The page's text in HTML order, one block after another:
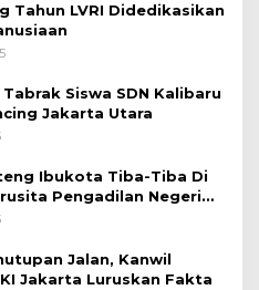
Tahun LVRI Didedikasikan
Tabrak Siswa SDN Kalibaru
Jakarta Utara
Ibukota Tiba-Tiba Di
Pengadilan Negeri
Cacat Hukum Sejak
Jalan, Kanwil
Jakarta Luruskan Fakta